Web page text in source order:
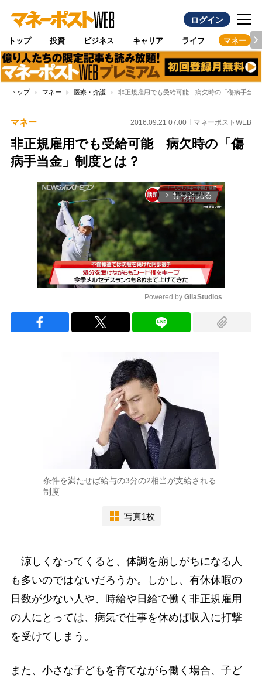
ログイン
トップ 投資 ビジネス キャリア ライフ マネー
トップ マネー 医療・介護 非正規雇用でも受給可能 病欠時の「傷病手当金
マネー 2016.09.21 07:00 マネーポストWEB
非正規雇用でも受給可能 病欠時の「傷
病手当金」制度とは？
arrow_forward_ios もっと見る
Powered by GliaStudios
条件を満たせば給与の3分の2相当が支給される
制度
写真1枚
涼しくなってくると、体調を崩しがちになる人
も多いのではないだろうか。しかし、有休休暇の
日数が少ない人や、時給や日給で働く非正規雇用
の人にとっては、病気で仕事を休めば収入に打撃
を受けてしまう。
また、小さな子どもを育てながら働く場合、子ど